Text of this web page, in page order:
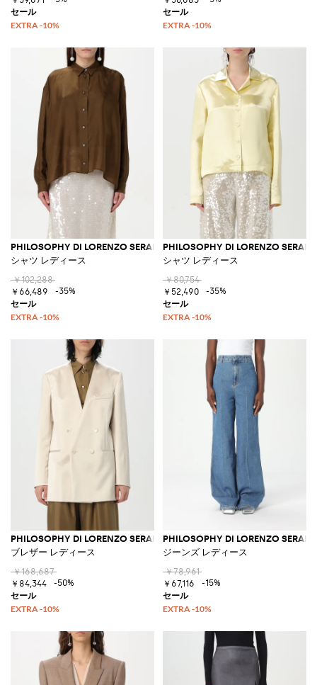
PHILOSOPHY DI LORENZO SERAFINI
シャツ レディース
￥102,288
￥66,489
-35%
PHILOSOPHY DI LORENZO
シャツ レディース
￥80,754
￥52,490
-35%
PHILOSOPHY DI LORENZO SERAFINI
ブレザー レディース
￥168,687
￥84,344
-50%
PHILOSOPHY DI LORENZO
ジーンズ レディース
￥78,961
￥67,116
-15%